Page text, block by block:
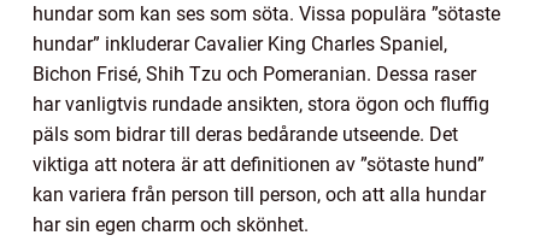
hundar som kan ses som söta. Vissa populära ”sötaste
hundar” inkluderar Cavalier King Charles Spaniel,
Bichon Frisé, Shih Tzu och Pomeranian. Dessa raser
har vanligtvis rundade ansikten, stora ögon och fluffig
päls som bidrar till deras bedårande utseende. Det
viktiga att notera är att definitionen av ”sötaste hund”
kan variera från person till person, och att alla hundar
har sin egen charm och skönhet.